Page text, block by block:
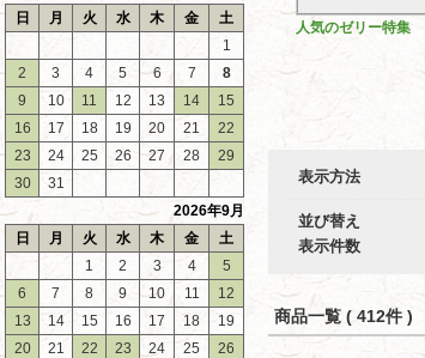
日
月 火 水 木 金
土
1
2
3 4 5 6 7
8
9
10 11 12 13 14
15
16
17 18 19 20 21
22
23
24 25 26 27 28
29
30
31
2026年9月
日
月 火 水 木 金
土
1
2 3 4
5
6
7 8 9 10 11
12
13
14 15 16 17 18
19
20
21 22 23 24 25
26
人気のゼリー特集
表示方法
並び替え
表示件数
商品一覧 ( 412件 )